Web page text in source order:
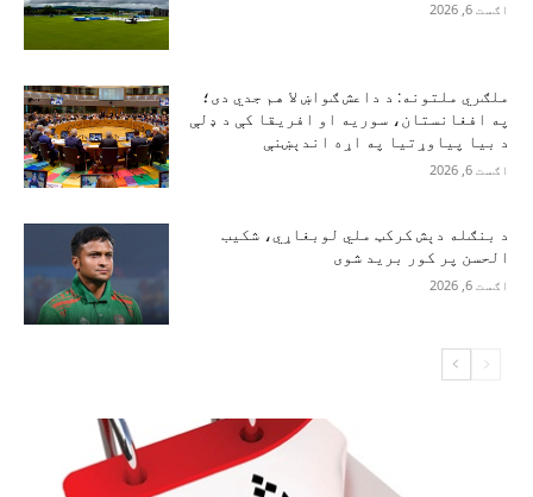
اګست 6, 2026
ملګري ملتونه: د داعش ګواښ لا هم جدي دی؛
په افغانستان، سوریه او افریقا کې د ډلې
د بیا پیاوړتیا په اړه اندېښنې
اګست 6, 2026
د بنګله دېش کرکټ ملي لوبغاړي، شکیب
الحسن پر کور برید شوی
اګست 6, 2026